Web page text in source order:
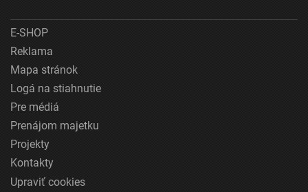
E-SHOP
Reklama
Mapa stránok
Logá na stiahnutie
Pre médiá
Prenájom majetku
Projekty
Kontakty
Upraviť cookies